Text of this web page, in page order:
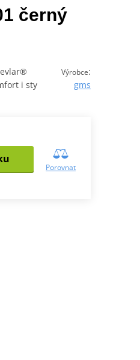
černý
Výrobce:
gms
i sty
Porovnat